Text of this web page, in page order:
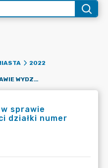
2022
OR.0050.311.2022_SM W SPRAWIE WYDZIERŻAWIENIA CZĘŚCI DZIAŁKI NUMER 1901/30
w sprawie
działki numer